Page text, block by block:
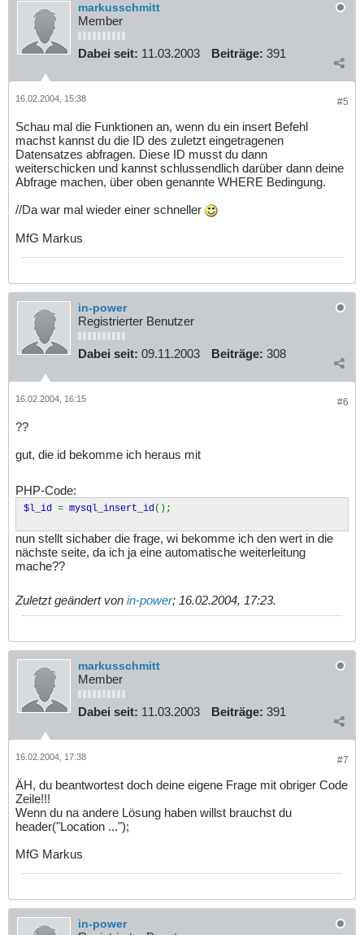
markusschmitt
Member
Dabei seit: 11.03.2003 Beiträge: 391
#5
16.02.2004, 15:38
Schau mal die Funktionen an, wenn du ein insert Befehl
machst kannst du die ID des zuletzt eingetragenen
Datensatzes abfragen. Diese ID musst du dann
weiterschicken und kannst schlussendlich darüber dann deine
Abfrage machen, über oben genannte WHERE Bedingung.
//Da war mal wieder einer schneller
MfG Markus
in-power
Registrierter Benutzer
Dabei seit: 09.11.2003 Beiträge: 308
#6
16.02.2004, 16:15
??
gut, die id bekomme ich heraus mit
PHP-Code:
$l_id = mysql_insert_id ();
nun stellt sichaber die frage, wi bekomme ich den wert in die
nächste seite, da ich ja eine automatische weiterleitung
mache??
Zuletzt geändert von in-power; 16.02.2004, 17:23.
markusschmitt
Member
Dabei seit: 11.03.2003 Beiträge: 391
#7
16.02.2004, 17:38
ÄH, du beantwortest doch deine eigene Frage mit obriger Code
Zeile!!!
Wenn du na andere Lösung haben willst brauchst du
header("Location ...");
MfG Markus
in-power